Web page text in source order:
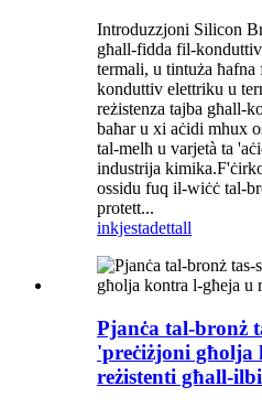
Introduzzjoni Silicon
għall-fidda fil-
termali, u tintuża
konduttiv elettriku u
reżistenza tajba għall-
baħar u xi aċidi mhux
tal-melħ u varjetà ta
industrija
ossidu fuq il-wiċċ tal-
protett...
inkjestadettall
Pjanċa tal-bronż
'preċiżjoni għolja
reżistenti għall-